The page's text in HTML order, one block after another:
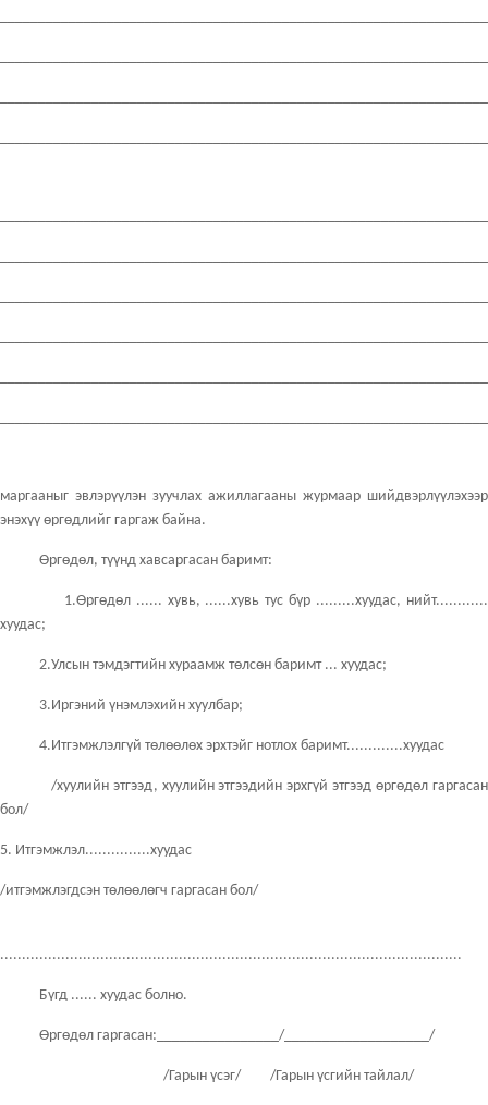
маргааныг эвлэрүүлэн зуучлах ажиллагааны журмаар шийдвэрлүүлэхээр
энэхүү өргөдлийг гаргаж байна.
Өргөдөл, түүнд хавсаргасан баримт:
1.Өргөдөл ...... хувь, ......хувь тус бүр .........хуудас, нийт............
хуудас;
2.Улсын тэмдэгтийн хураамж төлсөн баримт ... хуудас;
3.Иргэний үнэмлэхийн хуулбар;
4.Итгэмжлэлгүй төлөөлөх эрхтэйг нотлох баримт.............хуудас
/хуулийн этгээд, хуулийн этгээдийн эрхгүй этгээд өргөдөл гаргасан
бол/
5. Итгэмжлэл...............хуудас
/итгэмжлэгдсэн төлөөлөгч гаргасан бол/
..........................................................................................................
Бүгд ...... хуудас болно.
Өргөдөл гаргасан:________________/___________________/
/Гарын үсэг/ /Гарын үсгийн тайлал/